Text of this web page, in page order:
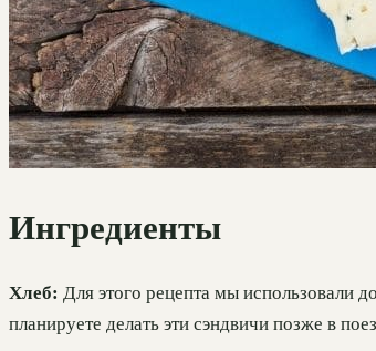
Ингредиенты
Хлеб: Для этого рецепта мы использовали
планируете делать эти сэндвичи позже в